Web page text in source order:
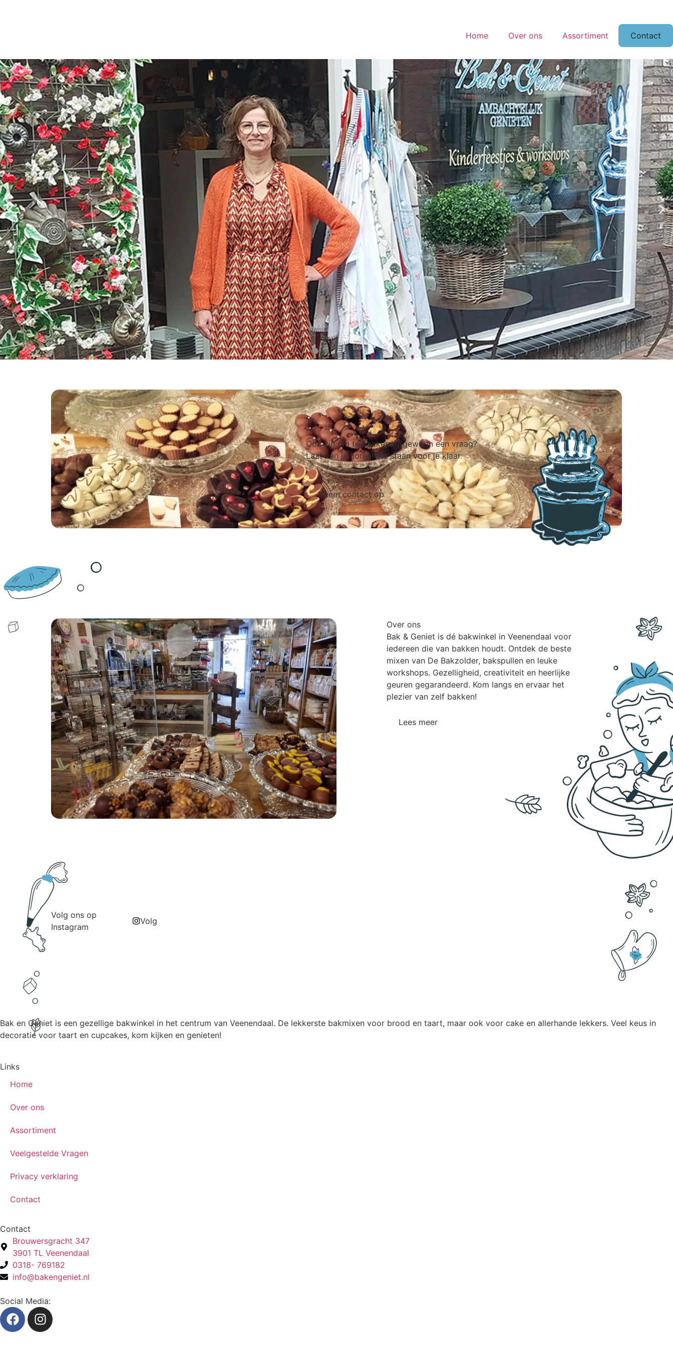
Home Over ons Assortiment Contact
Ook zin om te bakken of gewoon een vraag?
Laat van je horen! We staan voor je klaar.
Neem contact op
Over ons
Bak & Geniet is dé bakwinkel in Veenendaal voor
iedereen die van bakken houdt. Ontdek de beste
mixen van De Bakzolder, bakspullen en leuke
workshops. Gezelligheid, creativiteit en heerlijke
geuren gegarandeerd. Kom langs en ervaar het
plezier van zelf bakken!
Lees meer
Volg ons op
Instagram
Volg
Bak en Geniet is een gezellige bakwinkel in het centrum van Veenendaal. De lekkerste bakmixen voor brood en taart, maar ook voor cake en allerhande lekkers. Veel keus in
decoratie voor taart en cupcakes, kom kijken en genieten!
Links
Home
Over ons
Assortiment
Veelgestelde Vragen
Privacy verklaring
Contact
Contact
Brouwersgracht 347
3901 TL Veenendaal
0318- 769182
info@bakengeniet.nl
Social Media: